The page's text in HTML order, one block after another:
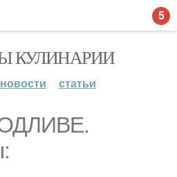
КУЛИНАРИИ
новости статьи
5